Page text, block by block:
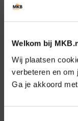
Welkom bij
Wij plaatsen
verbeteren en om
Ga je akkoord
Schrijf je nu in
nieuwsbrief.
Schrijf je in
Direct naar
Over ons